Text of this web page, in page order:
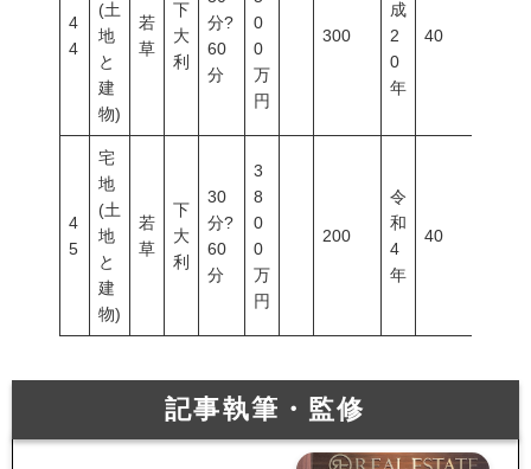
4
4
(土
地
と
建
物)
若
草
下
大
利
分?
60
分
0
0
万
円
300
成
2
0
年
40
4
5
宅
地
(土
地
と
建
物)
若
草
下
大
利
30
分?
60
分
3
8
0
0
万
円
200
令
和
4
年
40
記事執筆・監修